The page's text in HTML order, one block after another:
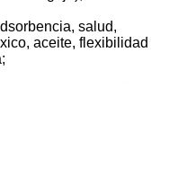
salud,
aceite, flexibilidad